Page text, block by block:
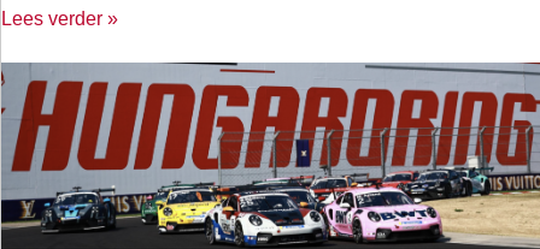
Lees verder »